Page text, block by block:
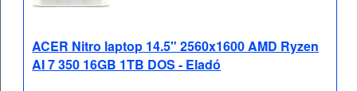
ACER Nitro laptop 14.5" 2560x1600 AMD Ryzen
AI 7 350 16GB 1TB DOS - Eladó